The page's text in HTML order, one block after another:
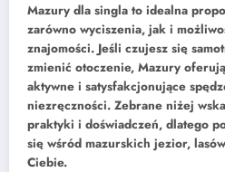
Mazury dla singla to idealna
zarówno wyciszenia, jak i
znajomości. Jeśli czujesz się
zmienić otoczenie, Mazury
aktywne i satysfakcjonujące
niezręczności. Zebrane niżej
praktyki i doświadczeń, dlatego
się wśród mazurskich jezior,
Ciebie.